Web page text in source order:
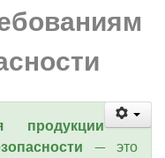
продукции
— это